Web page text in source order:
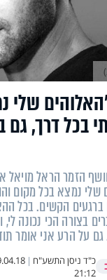
שלי
בכל דרך, גם
הזמר הראל
שלי נמצא בכל מקום
ברגעים הקשים. בכל
בצורה הכי נכונה
על הרע אני אומר
כ"ד ניסן התשע"ח |
21:12